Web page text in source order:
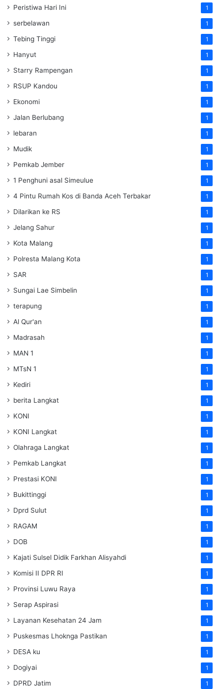
Peristiwa Hari Ini 1
serbelawan 1
Tebing Tinggi 1
Hanyut 1
Starry Rampengan 1
RSUP Kandou 1
Ekonomi 1
Jalan Berlubang 1
lebaran 1
Mudik 1
Pemkab Jember 1
1 Penghuni asal Simeulue 1
4 Pintu Rumah Kos di Banda Aceh Terbakar 1
Dilarikan ke RS 1
Jelang Sahur 1
Kota Malang 1
Polresta Malang Kota 1
SAR 1
Sungai Lae Simbelin 1
terapung 1
Al Qur'an 1
Madrasah 1
MAN 1 1
MTsN 1 1
Kediri 1
berita Langkat 1
KONI 1
KONI Langkat 1
Olahraga Langkat 1
Pemkab Langkat 1
Prestasi KONI 1
Bukittinggi 1
Dprd Sulut 1
RAGAM 1
DOB 1
Kajati Sulsel Didik Farkhan Alisyahdi 1
Komisi II DPR RI 1
Provinsi Luwu Raya 1
Serap Aspirasi 1
Layanan Kesehatan 24 Jam 1
Puskesmas Lhoknga Pastikan 1
DESA ku 1
Dogiyai 1
DPRD Jatim 1